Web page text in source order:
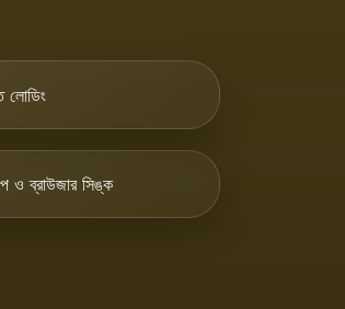
লোডিং
ও ব্রাউজার সিঙ্ক